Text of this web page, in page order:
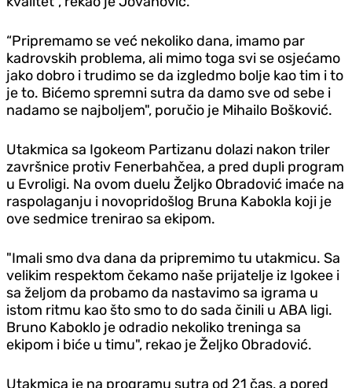
“Pripremamo se već nekoliko dana, imamo par
kadrovskih problema, ali mimo toga svi se osjećamo
jako dobro i trudimo se da izgledmo bolje kao tim i to
je to. Bićemo spremni sutra da damo sve od sebe i
nadamo se najboljem", poručio je Mihailo Bošković.
Utakmica sa Igokeom Partizanu dolazi nakon triler
završnice protiv Fenerbahčea, a pred dupli program
u Evroligi. Na ovom duelu Željko Obradović imaće na
raspolaganju i novopridošlog Bruna Kabokla koji je
ove sedmice trenirao sa ekipom.
"Imali smo dva dana da pripremimo tu utakmicu. Sa
velikim respektom čekamo naše prijatelje iz Igokee i
sa željom da probamo da nastavimo sa igrama u
istom ritmu kao što smo to do sada činili u ABA ligi.
Bruno Kaboklo je odradio nekoliko treninga sa
ekipom i biće u timu", rekao je Željko Obradović.
Utakmica je na programu sutra od 21 čas, a pored